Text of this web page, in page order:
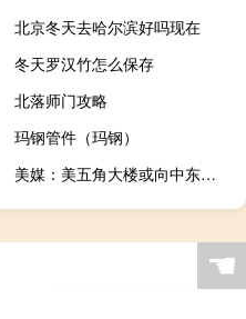
北京冬天去哈尔滨好吗现在
冬天罗汉竹怎么保存
北落师门攻略
玛钢管件（玛钢）
美媒：美五角大楼或向中东部署第二艘航母
☚